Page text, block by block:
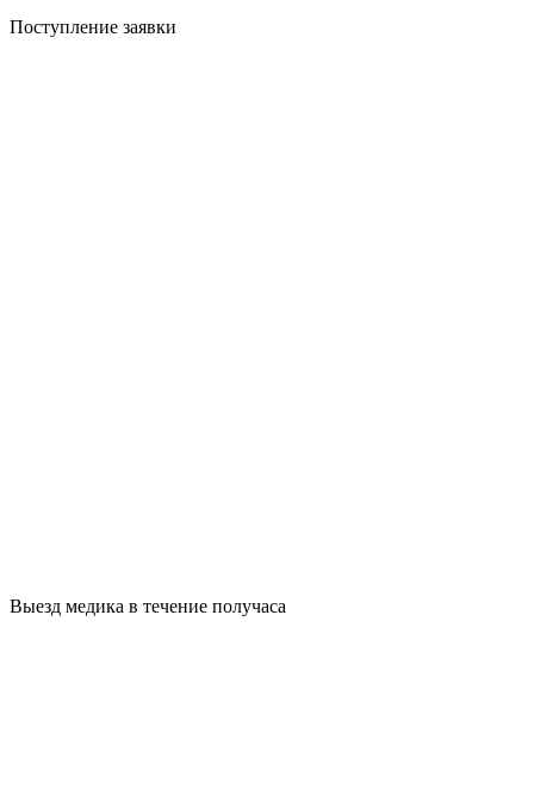
Поступление заявки
Выезд медика в течение получаса